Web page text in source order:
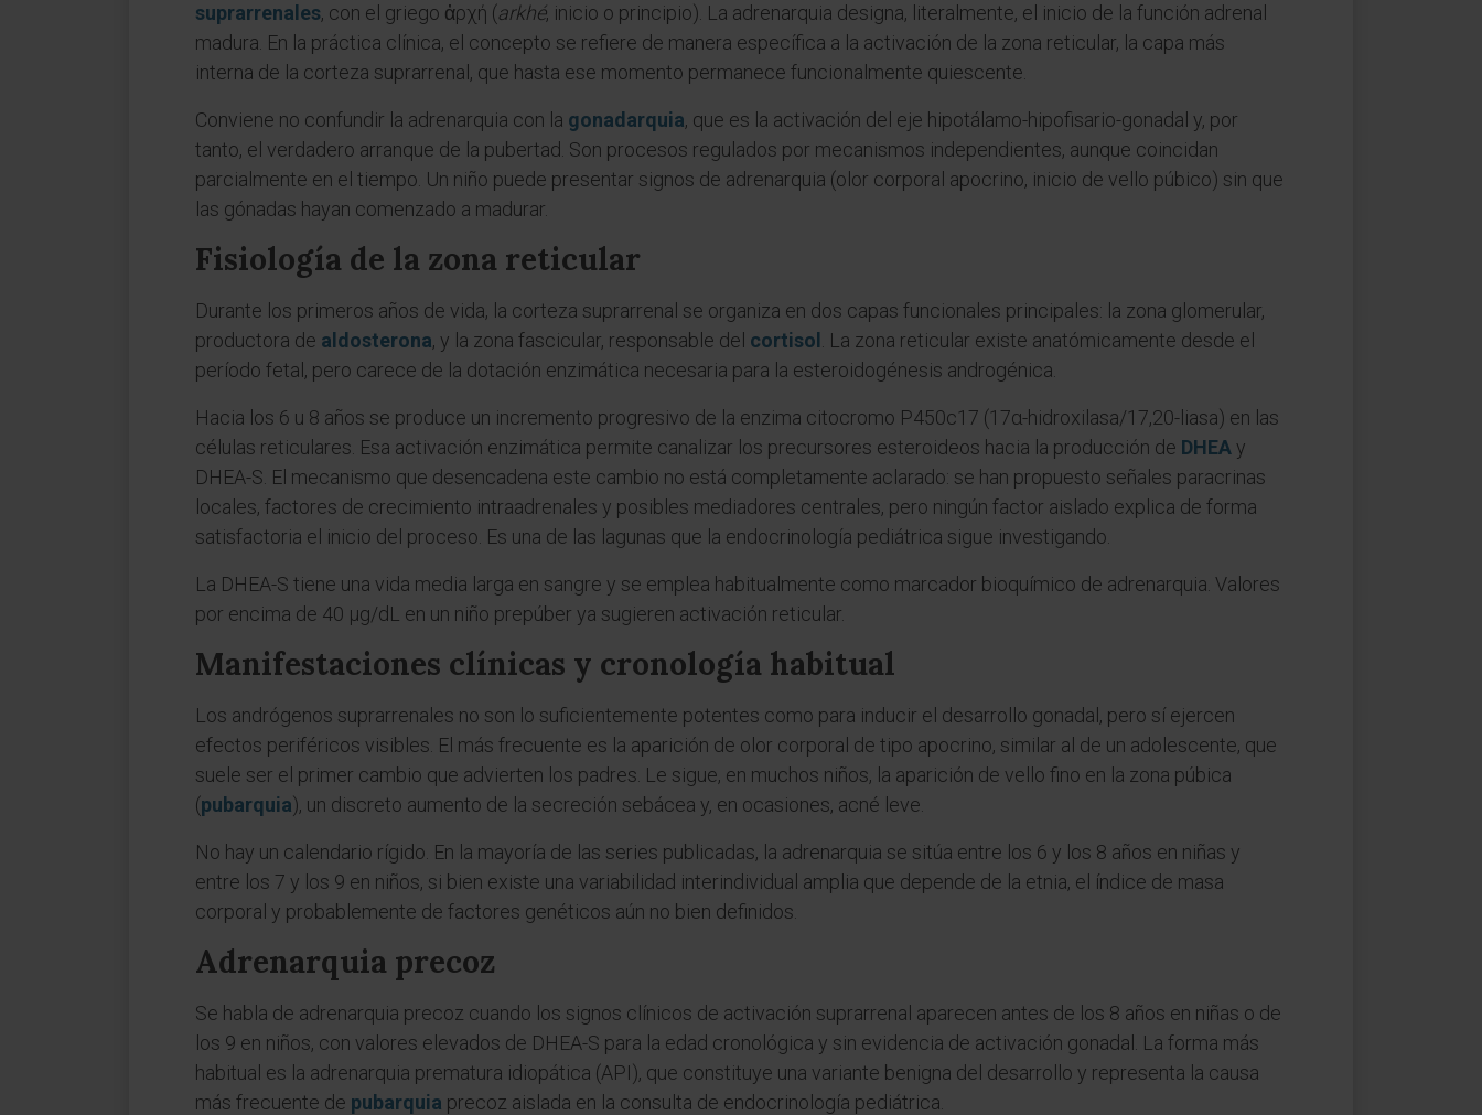
suprarrenales, con el griego ἀρχή (arkhé, inicio o principio). La adrenarquia designa, literalmente, el inicio de la función adrenal
madura. En la práctica clínica, el concepto se refiere de manera específica a la activación de la zona reticular, la capa más
interna de la corteza suprarrenal, que hasta ese momento permanece funcionalmente quiescente.
Conviene no confundir la adrenarquia con la gonadarquia, que es la activación del eje hipotálamo-hipofisario-gonadal y, por
tanto, el verdadero arranque de la pubertad. Son procesos regulados por mecanismos independientes, aunque coincidan
parcialmente en el tiempo. Un niño puede presentar signos de adrenarquia (olor corporal apocrino, inicio de vello púbico) sin que
las gónadas hayan comenzado a madurar.
Fisiología de la zona reticular
Durante los primeros años de vida, la corteza suprarrenal se organiza en dos capas funcionales principales: la zona glomerular,
productora de aldosterona, y la zona fascicular, responsable del cortisol
. La zona reticular existe anatómicamente desde el
período fetal, pero carece de la dotación enzimática necesaria para la esteroidogénesis androgénica.
Hacia los 6 u 8 años se produce un incremento progresivo de la enzima citocromo P450c17 (17α-hidroxilasa/17,20-liasa) en las
células reticulares. Esa activación enzimática permite canalizar los precursores esteroideos hacia la producción de DHEA y
DHEA-S. El mecanismo que desencadena este cambio no está completamente aclarado: se han propuesto señales paracrinas
locales, factores de crecimiento intraadrenales y posibles mediadores centrales, pero ningún factor aislado explica de forma
satisfactoria el inicio del proceso. Es una de las lagunas que la endocrinología pediátrica sigue investigando.
La DHEA-S tiene una vida media larga en sangre y se emplea habitualmente como marcador bioquímico de adrenarquia. Valores
por encima de 40 µg/dL en un niño prepúber ya sugieren activación reticular.
Manifestaciones clínicas y cronología habitual
Los andrógenos suprarrenales no son lo suficientemente potentes como para inducir el desarrollo gonadal, pero sí ejercen
efectos periféricos visibles. El más frecuente es la aparición de olor corporal de tipo apocrino, similar al de un adolescente, que
suele ser el primer cambio que advierten los padres. Le sigue, en muchos niños, la aparición de vello fino en la zona púbica
(pubarquia), un discreto aumento de la secreción sebácea y, en ocasiones, acné leve.
No hay un calendario rígido. En la mayoría de las series publicadas, la adrenarquia se sitúa entre los 6 y los 8 años en niñas y
entre los 7 y los 9 en niños, si bien existe una variabilidad interindividual amplia que depende de la etnia, el índice de masa
corporal y probablemente de factores genéticos aún no bien definidos.
Adrenarquia precoz
Se habla de adrenarquia precoz cuando los signos clínicos de activación suprarrenal aparecen antes de los 8 años en niñas o de
los 9 en niños, con valores elevados de DHEA-S para la edad cronológica y sin evidencia de activación gonadal. La forma más
habitual es la adrenarquia prematura idiopática (API), que constituye una variante benigna del desarrollo y representa la causa
más frecuente de pubarquia precoz aislada en la consulta de endocrinología pediátrica.